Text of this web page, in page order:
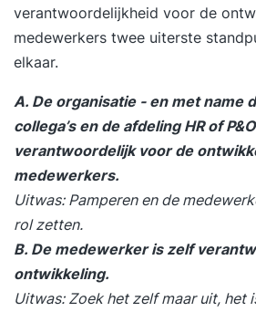
verantwoordelijkheid voor de
medewerkers twee uiterste
elkaar.
A. De organisatie - en met name
collega’s en de afdeling HR of
verantwoordelijk voor de
medewerkers.
Uitwas: Pamperen en de
rol zetten.
B. De medewerker is zelf
ontwikkeling.
Uitwas: Zoek het zelf maar uit, het